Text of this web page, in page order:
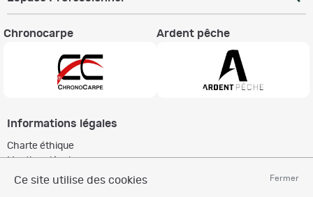
Fermer
Ce site utilise des cookies
Chronocarpe Ardent pêche
Informations légales
Charte éthique
Mentions légales
Règlement & Conditions d'utilisation